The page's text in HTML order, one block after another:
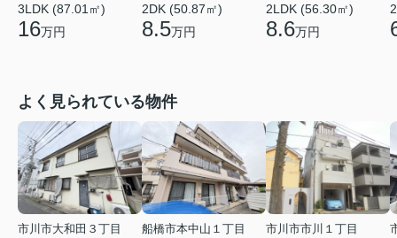
3LDK (87.01㎡)
16万円
2DK (50.87㎡)
8.5万円
2LDK (56.30㎡)
8.6万円
よく見られている物件
市川市大和田３丁目
船橋市本中山１丁目
市川市市川１丁目